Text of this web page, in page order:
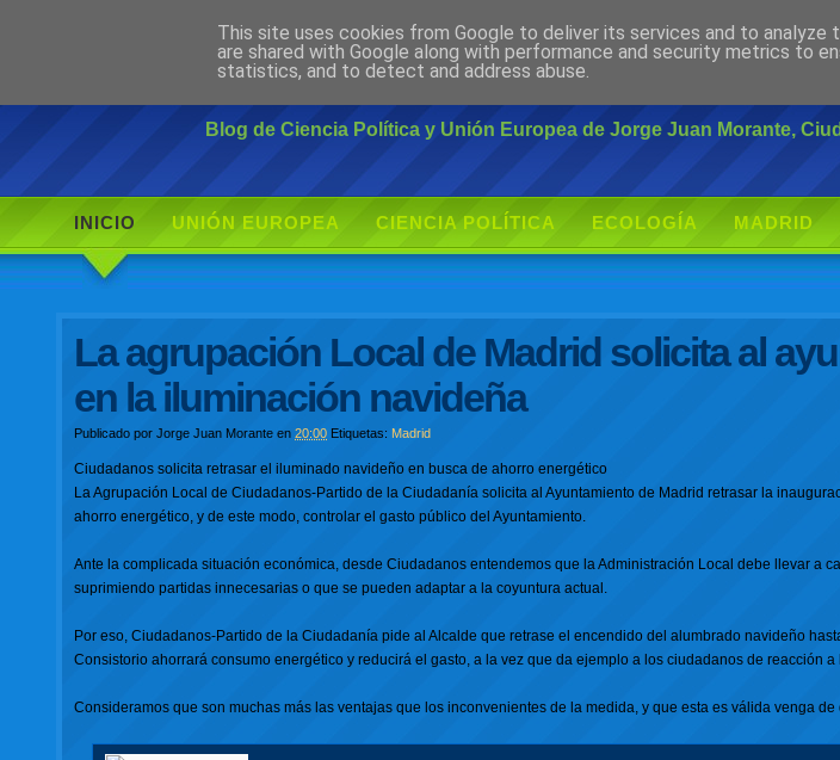
Ciudadano Morante
Blog de Ciencia Política y Unión Europea de Jorge Juan Morante,
INICIO UNIÓN EUROPEA CIENCIA POLÍTICA ECOLOGÍA MADRID
La agrupación Local de Madrid solicita al
en la iluminación navideña
Publicado porJorge Juan Morante en20:00 Etiquetas: Madrid
Ciudadanos solicita retrasar el iluminado navideño en busca de ahorro energético
La Agrupación Local de Ciudadanos-Partido de la Ciudadanía solicita al Ayuntamiento de Madrid retrasar la
ahorro energético, y de este modo, controlar el gasto público del Ayuntamiento.
Ante la complicada situación económica, desde Ciudadanos entendemos que la Administración Local debe llevar a
suprimiendo partidas innecesarias o que se pueden adaptar a la coyuntura actual.
Por eso, Ciudadanos-Partido de la Ciudadanía pide al Alcalde que retrase el encendido del alumbrado navideño
Consistorio ahorrará consumo energético y reducirá el gasto, a la vez que da ejemplo a los ciudadanos de reacción
Consideramos que son muchas más las ventajas que los inconvenientes de la medida, y que esta es válida venga de
This site uses cookies from Google to deliver its services and to analyze
are shared with Google along with performance and security metrics to
statistics, and to detect and address abuse.